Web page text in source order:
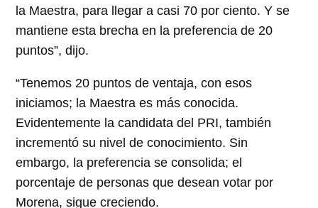
la Maestra, para llegar a casi 70 por ciento. Y se
mantiene esta brecha en la preferencia de 20
puntos”, dijo.
“Tenemos 20 puntos de ventaja, con esos
iniciamos; la Maestra es más conocida.
Evidentemente la candidata del PRI, también
incrementó su nivel de conocimiento. Sin
embargo, la preferencia se consolida; el
porcentaje de personas que desean votar por
Morena, sigue creciendo.